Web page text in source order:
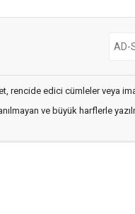
rencide edici cümleler veya
ve büyük harflerle